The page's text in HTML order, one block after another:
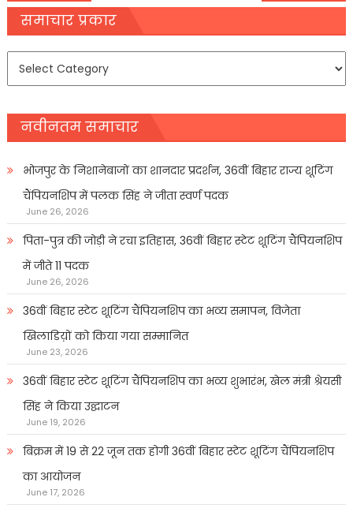
navigation
समाचार प्रकार
नवीनतम समाचार
भोजपुर के निशानेबाजों का शानदार प्रदर्शन, 36वीं बिहार राज्य शूटिंग
चैंपियनशिप में पलक सिंह ने जीता स्वर्ण पदक
June 26, 2026
पिता-पुत्र की जोड़ी ने रचा इतिहास, 36वीं बिहार स्टेट शूटिंग चैंपियनशिप
में जीते 11 पदक
June 26, 2026
36वीं बिहार स्टेट शूटिंग चैंपियनशिप का भव्य समापन, विजेता
खिलाडिय़ों को किया गया सम्मानित
June 23, 2026
36वीं बिहार स्टेट शूटिंग चैंपियनशिप का भव्य शुभारंभ, खेल मंत्री श्रेयसी
सिंह ने किया उद्घाटन
June 19, 2026
बिक्रम में 19 से 22 जून तक होगी 36वीं बिहार स्टेट शूटिंग चैंपियनशिप
का आयोजन
June 17, 2026